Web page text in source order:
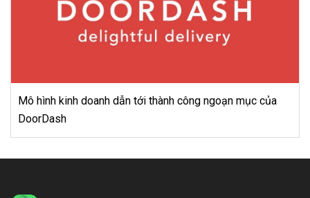
Đại học VinUni sẽ là điểm sáng mới trong ngành